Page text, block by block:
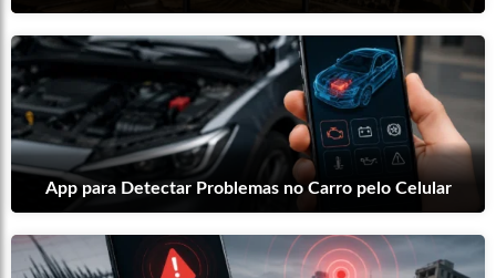
App para Detectar Problemas no Carro pelo Celular